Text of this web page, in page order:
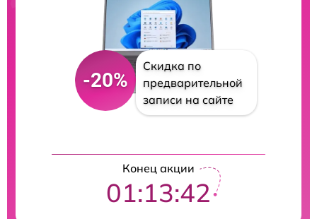
-20%
Скидка по
предварительной
записи на сайте
Конец акции
01:13:41